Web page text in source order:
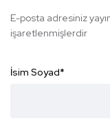
E-posta adresiniz
işaretlenmişlerdir
İsim Soyad*